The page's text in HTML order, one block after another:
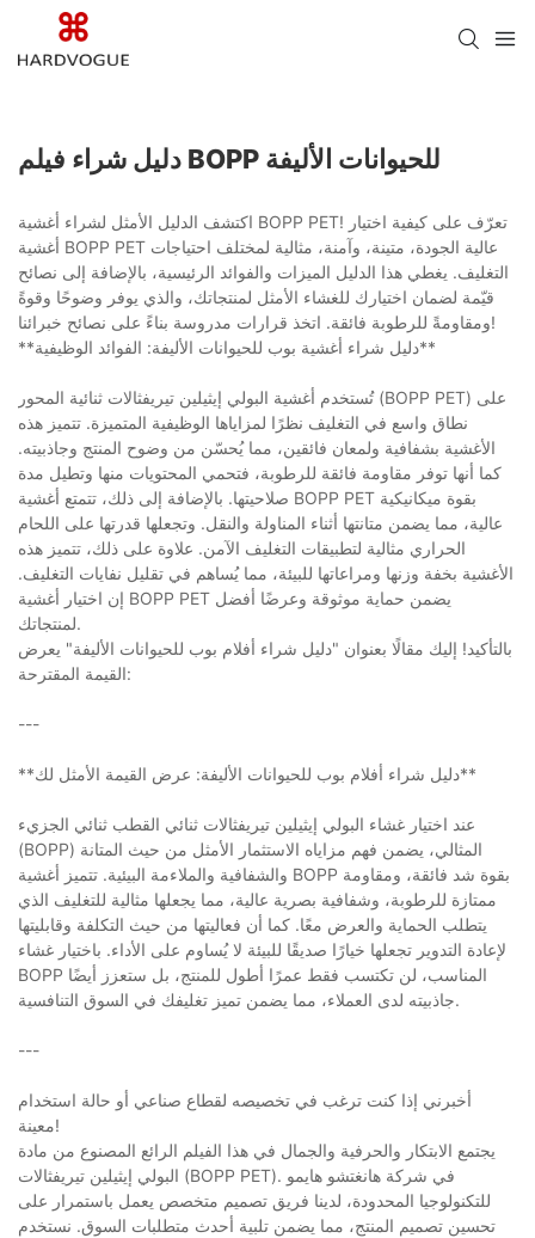
دليل شراء فيلم BOPP للحيوانات الأليفة
اكتشف الدليل الأمثل لشراء أغشية BOPP PET! تعرّف على كيفية اختيار
أغشية BOPP PET عالية الجودة، متينة، وآمنة، مثالية لمختلف احتياجات
التغليف. يغطي هذا الدليل الميزات والفوائد الرئيسية، بالإضافة إلى نصائح
قيّمة لضمان اختيارك للغشاء الأمثل لمنتجاتك، والذي يوفر وضوحًا وقوةً
ومقاومةً للرطوبة فائقة. اتخذ قرارات مدروسة بناءً على نصائح خبرائنا!
**دليل شراء أغشية بوب للحيوانات الأليفة: الفوائد الوظيفية**
تُستخدم أغشية البولي إيثيلين تيريفثالات ثنائية المحور (BOPP PET) على
نطاق واسع في التغليف نظرًا لمزاياها الوظيفية المتميزة. تتميز هذه
الأغشية بشفافية ولمعان فائقين، مما يُحسّن من وضوح المنتج وجاذبيته.
كما أنها توفر مقاومة فائقة للرطوبة، فتحمي المحتويات منها وتطيل مدة
صلاحيتها. بالإضافة إلى ذلك، تتمتع أغشية BOPP PET بقوة ميكانيكية
عالية، مما يضمن متانتها أثناء المناولة والنقل. وتجعلها قدرتها على اللحام
الحراري مثالية لتطبيقات التغليف الآمن. علاوة على ذلك، تتميز هذه
الأغشية بخفة وزنها ومراعاتها للبيئة، مما يُساهم في تقليل نفايات التغليف.
إن اختيار أغشية BOPP PET يضمن حماية موثوقة وعرضًا أفضل
لمنتجاتك.
بالتأكيد! إليك مقالًا بعنوان "دليل شراء أفلام بوب للحيوانات الأليفة" يعرض
القيمة المقترحة:
---
**دليل شراء أفلام بوب للحيوانات الأليفة: عرض القيمة الأمثل لك**
عند اختيار غشاء البولي إيثيلين تيريفثالات ثنائي القطب ثنائي الجزيء
(BOPP) المثالي، يضمن فهم مزاياه الاستثمار الأمثل من حيث المتانة
والشفافية والملاءمة البيئية. تتميز أغشية BOPP بقوة شد فائقة، ومقاومة
ممتازة للرطوبة، وشفافية بصرية عالية، مما يجعلها مثالية للتغليف الذي
يتطلب الحماية والعرض معًا. كما أن فعاليتها من حيث التكلفة وقابليتها
لإعادة التدوير تجعلها خيارًا صديقًا للبيئة لا يُساوم على الأداء. باختيار غشاء
BOPP المناسب، لن تكتسب فقط عمرًا أطول للمنتج، بل ستعزز أيضًا
جاذبيته لدى العملاء، مما يضمن تميز تغليفك في السوق التنافسية.
---
أخبرني إذا كنت ترغب في تخصيصه لقطاع صناعي أو حالة استخدام
معينة!
يجتمع الابتكار والحرفية والجمال في هذا الفيلم الرائع المصنوع من مادة
البولي إيثيلين تيريفثالات (BOPP PET). في شركة هانغتشو هايمو
للتكنولوجيا المحدودة، لدينا فريق تصميم متخصص يعمل باستمرار على
تحسين تصميم المنتج، مما يضمن تلبية أحدث متطلبات السوق. نستخدم